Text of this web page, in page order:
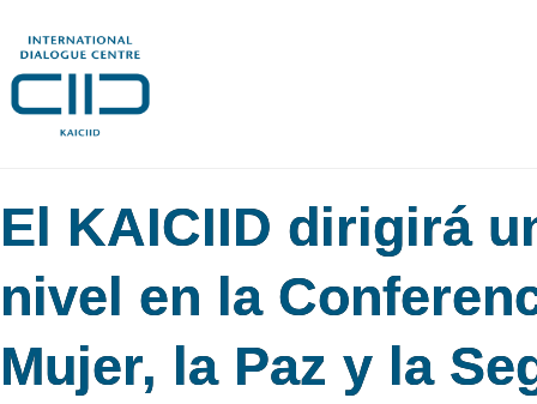
El KAICIID dirigirá
nivel en la
Mujer, la Paz y la